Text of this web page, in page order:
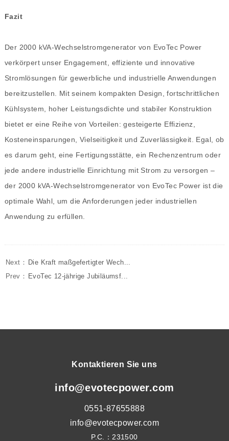
Fazit
Der 2000 kVA-Wechselstromgenerator von EvoTec Power
verkörpert unser Engagement, effiziente und innovative
Stromlösungen für gewerbliche und industrielle Anwendungen
bereitzustellen. Mit seinem kompakten Design, fortschrittlichen
Kühlsystem, hoher Leistungsdichte und stabiler Konstruktion
bietet er eine Reihe von Vorteilen: gesteigerte Effizienz,
Kosteneinsparungen, Vielseitigkeit und Zuverlässigkeit. Egal, ob
es darum geht, eine Fertigungsstätte, ein Rechenzentrum oder
jede andere industrielle Einrichtung mit Strom zu versorgen –
der 2000 kVA-Wechselstromgenerator von EvoTec Power ist die
optimale Wahl, um die Anforderungen jeder industriellen
Anwendung zu erfüllen.
Next： Die Kraft maßgefertigter Wech...
Prev： EvoTec 12-jährige Jubiläumsf...
Kontaktieren Sie uns
info@evotecpower.com
0551-87655888
info@evotecpower.com
P.C.：231500